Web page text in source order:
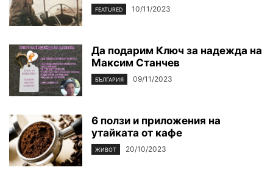
FEATURED 10/11/2023
Да подарим Ключ за надежда на
Максим Станчев
БЪЛГАРИЯ 09/11/2023
6 ползи и приложения на
утайката от кафе
ЖИВОТ 20/10/2023